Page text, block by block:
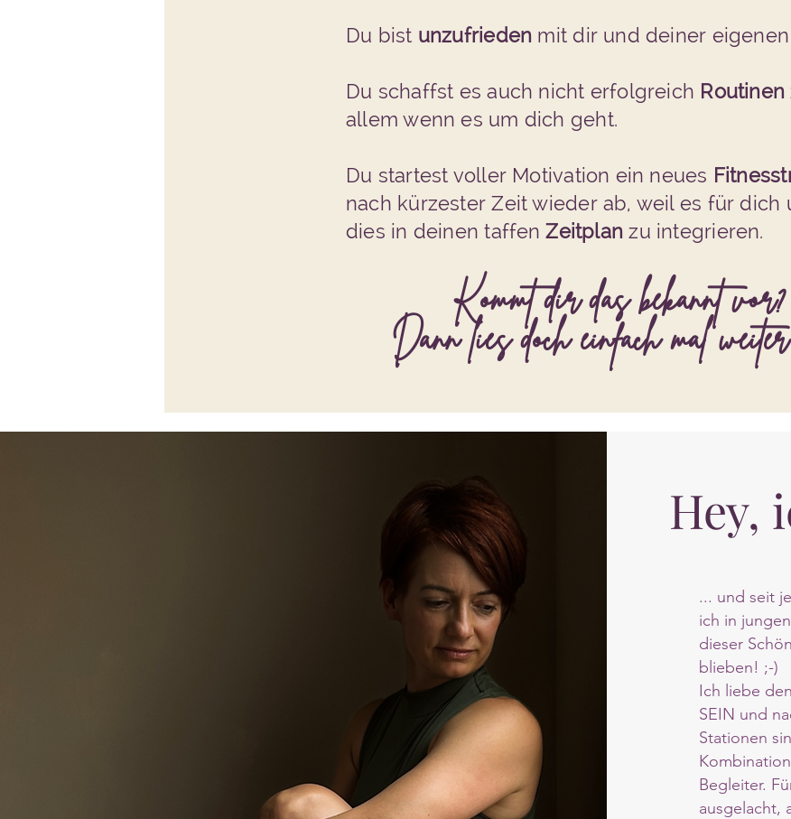
Du bist unzufrieden mit dir und deiner
Du schaffst es auch nicht erfolgreich Routinen
allem wenn es um dich geht.
Du startest voller Motivation ein neues
nach kürzester Zeit wieder ab, weil es für dich
dies in deinentaffen Zeitplan zu integrieren.
Kommt dir das bekannt vor?
Dann lies doch einfach mal
Hey,
... und seit
ich in
dieser
blieben! ;-)
Ich liebe
SEIN und
Stationen
Begleiter.
ausgelacht,